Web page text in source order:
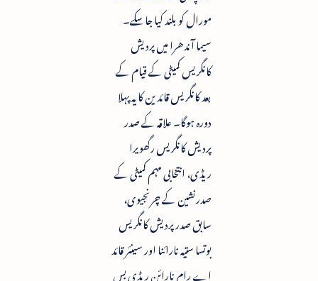
مورال کو بلند کیا جاسکے۔
سیما آندھرا میں پردیش
کانگریس کمیٹی کے قیام کے
بعد کانگریس قائدین کا یہ پہلا
دورہ ہوگا۔ علاقہ کے صدر
پردیش کانگریس رگھویرا
ریڈی، انتخابی مہم کمیٹی کے
صدرنشین کے چرنجیوی،
سابق صدر پردیش کانگریس
بوتسا ستیہ نارائنا اور سینئر قائد
اے رام نارائن ریڈی بس